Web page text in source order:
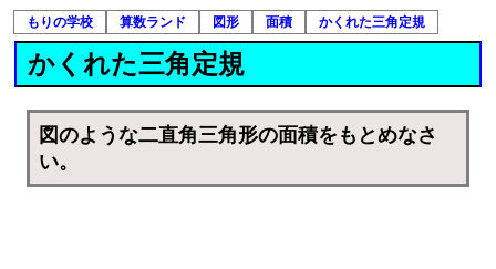
もりの学校 算数ランド 図形 面積 かくれた三角定規
かくれた三角定規
図のような二直角三角形の面積をもとめなさ
い。